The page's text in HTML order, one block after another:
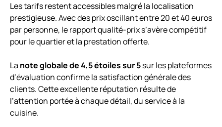
Les tarifs restent accessibles malgré la localisation
prestigieuse. Avec des prix oscillant entre 20 et 40 euros
par personne, le rapport qualité-prix s’avère compétitif
pour le quartier et la prestation offerte.
La note globale de 4,5 étoiles sur 5sur les plateformes
d’évaluation confirme la satisfaction générale des
clients. Cette excellente réputation résulte de
l’attention portée à chaque détail, du service à la
cuisine.